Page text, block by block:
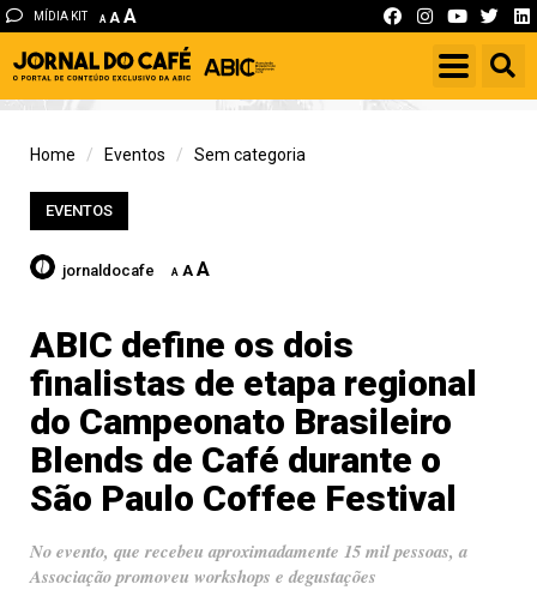
MÍDIA KIT A A A
Home Eventos Sem categoria
EVENTOS
jornaldocafe A A A
ABIC define os dois
finalistas de etapa regional
do Campeonato Brasileiro
Blends de Café durante o
São Paulo Coffee Festival
No evento, que recebeu aproximadamente 15 mil pessoas, a
Associação promoveu workshops e degustações